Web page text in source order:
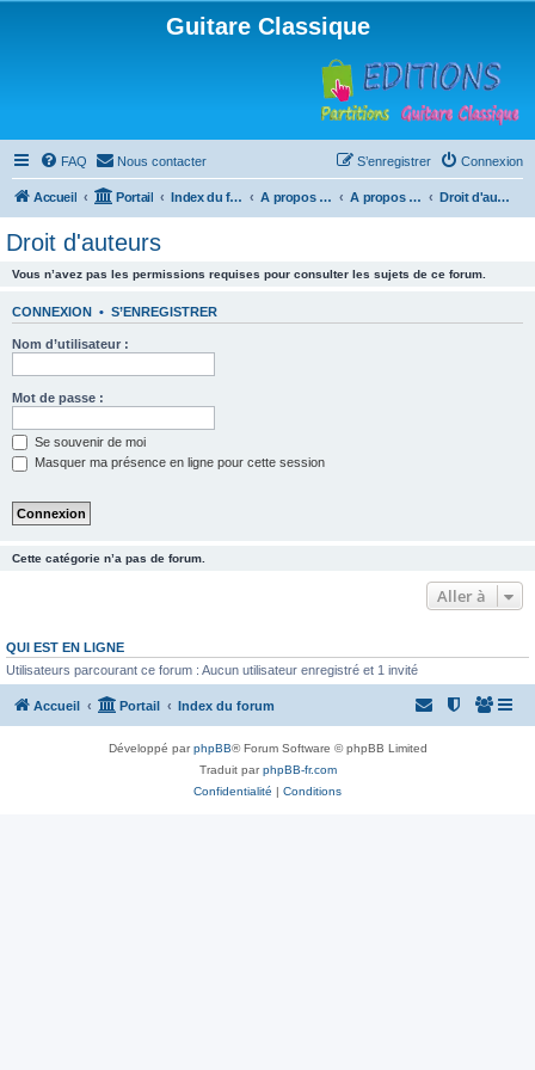
Guitare Classique
FAQ Nous contacter Connexion
S’enregistrer
Accueil Portail Index du forum A propos du forum A propos du forum Droit d'auteurs
Droit d'auteurs
Vous n’avez pas les permissions requises pour consulter les sujets de ce forum.
CONNEXION • S’ENREGISTRER
Nom d’utilisateur :
Mot de passe :
Se souvenir de moi
Masquer ma présence en ligne pour cette session
Cette catégorie n’a pas de forum.
Aller à
QUI EST EN LIGNE
Utilisateurs parcourant ce forum : Aucun utilisateur enregistré et 1 invité
Accueil Portail Index du forum
Développé parphpBB® Forum Software © phpBB Limited
Traduit parphpBB-fr.com
Confidentialité | Conditions